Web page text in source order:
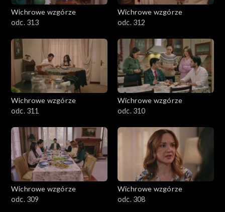
Wichrowe wzgórze
odc. 313
Wichrowe wzgórze
odc. 312
Wichrowe wzgórze
odc. 311
Wichrowe wzgórze
odc. 310
Wichrowe wzgórze
odc. 309
Wichrowe wzgórze
odc. 308